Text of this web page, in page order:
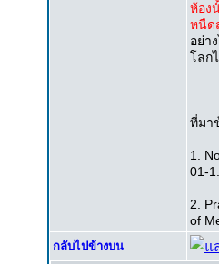
ห้อง
หนืด
อย่า
โลก
ที่มา
1.
01-
2.
of
กลับไปข้างบน